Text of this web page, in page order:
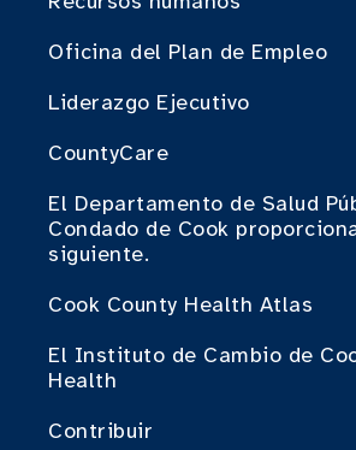
Oficina del Plan de Empleo
Liderazgo Ejecutivo
CountyCare
El Departamento de Salud
Condado de Cook
siguiente.
Cook County Health Atlas
El Instituto de Cambio de
Health
Contribuir